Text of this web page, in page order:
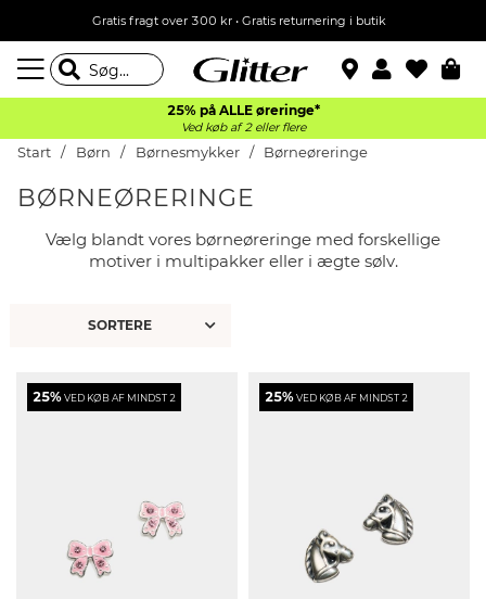
Gratis fragt over 300 kr • Gratis returnering i butik
25% på ALLE øreringe*
Ved køb af 2 eller flere
Start Børn Børnesmykker Børneøreringe
BØRNEØRERINGE
Vælg blandt vores børneøreringe med forskellige
motiver i multipakker eller i ægte sølv.
25%VED KØB AF MINDST 2 25%VED KØB AF MINDST 2